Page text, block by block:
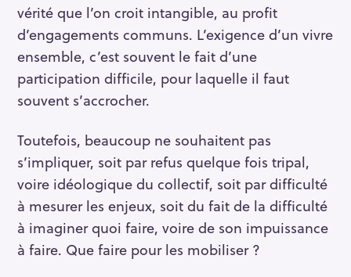
vérité que l’on croit intangible, au profit
d’engagements communs. L’exigence d’un vivre
ensemble, c’est souvent le fait d’une
participation difficile, pour laquelle il faut
souvent s’accrocher.
Toutefois, beaucoup ne souhaitent pas
s’impliquer, soit par refus quelque fois tripal,
voire idéologique du collectif, soit par difficulté
à mesurer les enjeux, soit du fait de la difficulté
à imaginer quoi faire, voire de son impuissance
à faire. Que faire pour les mobiliser ?
S
e